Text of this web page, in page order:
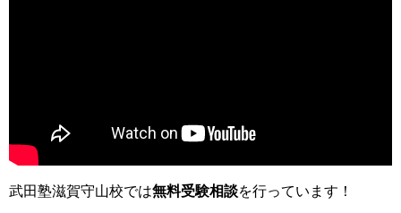
武田塾滋賀守山校では無料受験相談を行っています！